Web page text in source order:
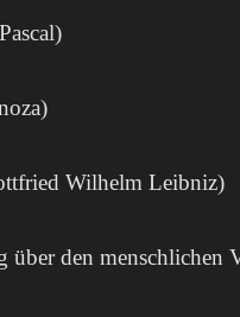
Wilhelm Leibniz)
über den menschlichen